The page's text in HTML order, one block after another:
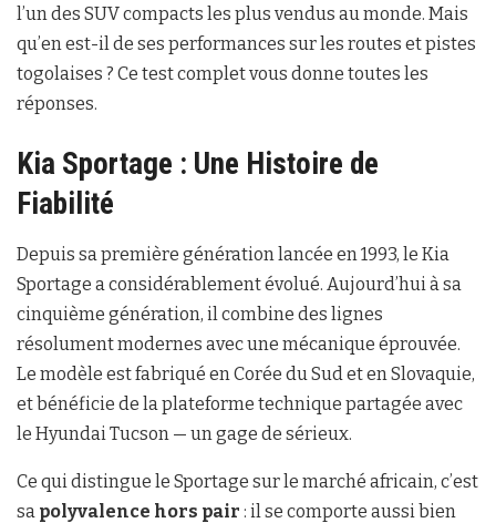
l’un des SUV compacts les plus vendus au monde. Mais
qu’en est-il de ses performances sur les routes et pistes
togolaises ? Ce test complet vous donne toutes les
réponses.
Kia Sportage : Une Histoire de
Fiabilité
Depuis sa première génération lancée en 1993, le Kia
Sportage a considérablement évolué. Aujourd’hui à sa
cinquième génération, il combine des lignes
résolument modernes avec une mécanique éprouvée.
Le modèle est fabriqué en Corée du Sud et en Slovaquie,
et bénéficie de la plateforme technique partagée avec
le Hyundai Tucson — un gage de sérieux.
Ce qui distingue le Sportage sur le marché africain, c’est
sa polyvalence hors pair : il se comporte aussi bien